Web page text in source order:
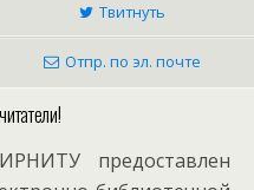
Твитнуть
Отпр. по эл. почте
предоставлен